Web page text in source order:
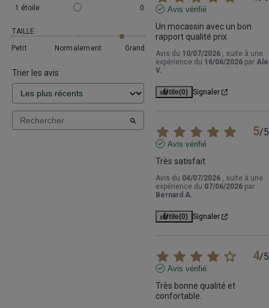
1 étoile 0
TAILLE
Petit
Normalement Grand
Trier les avis
Avis vérifié
Un mocassin avec un bon
rapport qualité prix
Avis du 10/07/2026 , suite à une
expérience du 16/06/2026 par
V.
Utile(0) Signaler
5/5
Avis vérifié
Très satisfait
Avis du 04/07/2026 , suite à une
expérience du 07/06/2026 par
Bernard A.
Utile(0) Signaler
4/5
Avis vérifié
Très bonne qualité et
confortable.